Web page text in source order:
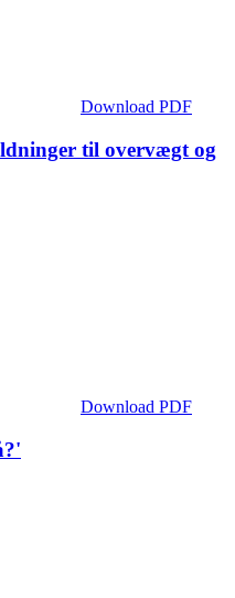
Download PDF
til overvægt og
Download PDF